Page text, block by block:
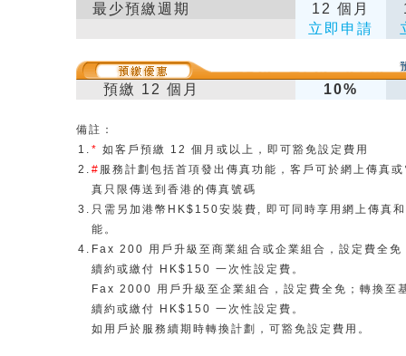
最少預繳週期
12 個月
立即申請
預繳 12 個月 10%
備註：
1. * 如客戶預繳 12 個月或以上，即可豁免設定費用
2. # 服務計劃包括首項發出傳真功能，客戶可於網上傳真
真只限傳送到香港的傳真號碼
3. 只需另加港幣HK$150安裝費, 即可同時享用 網上傳真
能。
4. Fax 200 用戶升級至商業組合或企業組合，設定費全
續約或繳付 HK$150 一次性設定費。
Fax 2000 用戶升級至企業組合，設定費全免；轉換至
續約或繳付 HK$150 一次性設定費。
如用戶於服務續期時轉換計劃，可豁免設定費用。